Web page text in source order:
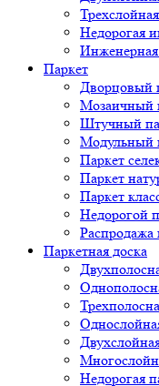
Недорогая
Инженерная
Паркет
Дворцовый
Мозаичный
Штучный
Модульный
Паркет
Паркет
Паркет
Недорогой
Распродажа
Паркетная доска
Недорогая